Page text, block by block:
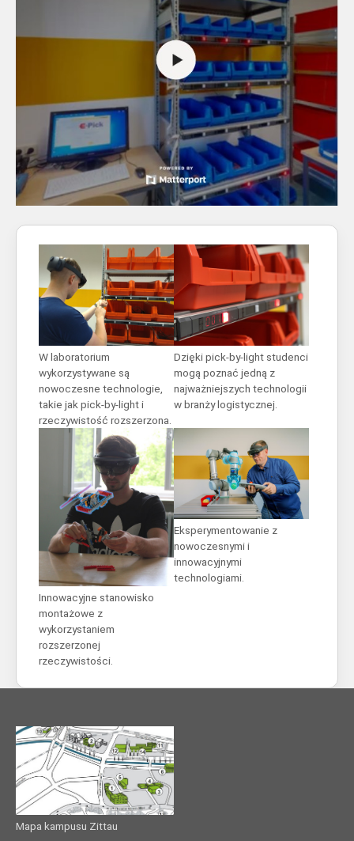
Show larger version for:
W laboratorium
wykorzystywane są
nowoczesne technologie,
takie jak pick-by-light i
rzeczywistość rozszerzona.
Show larger version for:
Dzięki pick-by-light studenci
mogą poznać jedną z
najważniejszych technologii
w branży logistycznej.
Show larger version for:
Innowacyjne stanowisko
montażowe z
wykorzystaniem
rozszerzonej
rzeczywistości.
Show larger version for:
Eksperymentowanie z
nowoczesnymi i
innowacyjnymi
technologiami.
Mapa kampusu Zittau